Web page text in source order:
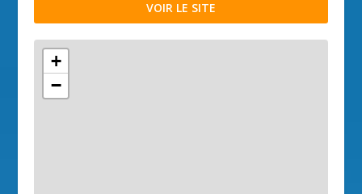
VOIR LE SITE
+
−